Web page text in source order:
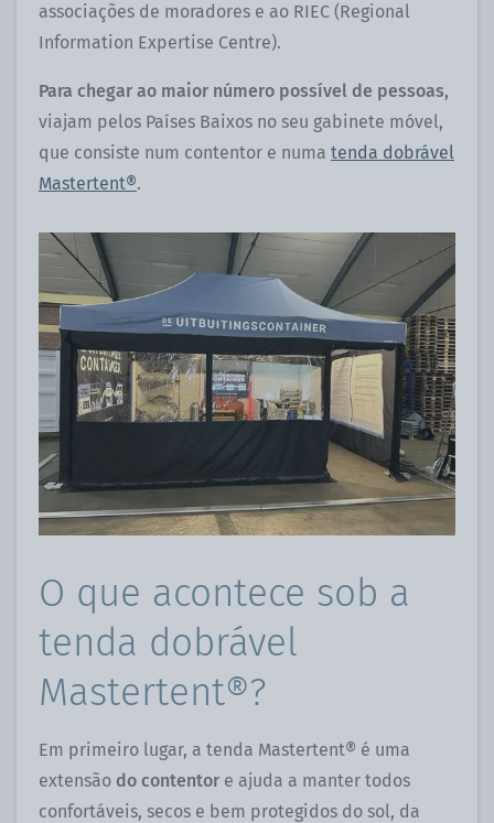
associações de moradores e ao RIEC (Regional
Information Expertise Centre).
Para chegar ao maior número possível de pessoas,
viajam pelos Países Baixos no seu gabinete móvel,
que consiste num contentor e numa tenda dobrável
Mastertent®.
O que acontece sob a
tenda dobrável
Mastertent®?
Em primeiro lugar, a tenda Mastertent® é uma
extensão do contentor e ajuda a manter todos
confortáveis, secos e bem protegidos do sol, da